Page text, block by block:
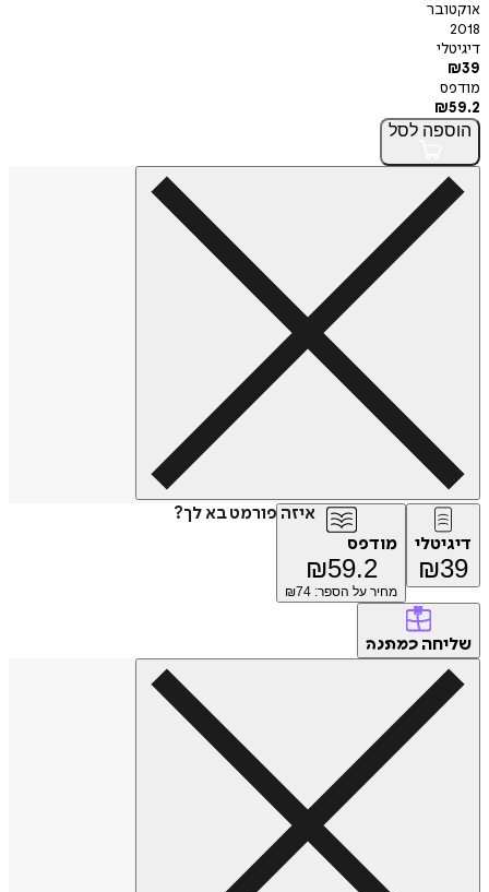
אוקטובר
2018
דיגיטלי
₪39
מודפס
₪59.2
הוספה לסל
איזה פורמט בא לך?
דיגיטלי
₪39
מודפס
₪59.2
מחיר על הספר: ₪ 74
שליחה כמתנה